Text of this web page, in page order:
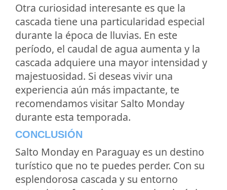
Otra curiosidad interesante es que la
cascada tiene una particularidad especial
durante la época de lluvias. En este
período, el caudal de agua aumenta y la
cascada adquiere una mayor intensidad y
majestuosidad. Si deseas vivir una
experiencia aún más impactante, te
recomendamos visitar Salto Monday
durante esta temporada.
CONCLUSIÓN
Salto Monday en Paraguay es un destino
turístico que no te puedes perder. Con su
esplendorosa cascada y su entorno